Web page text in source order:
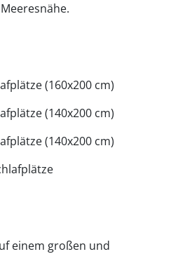
(160x200 cm)
(140x200 cm)
(140x200 cm)
einem großen und